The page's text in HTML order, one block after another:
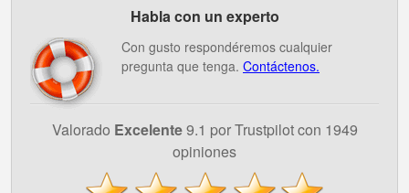
Habla con un experto
Con gusto respondéremos cualquier
pregunta que tenga. Contáctenos.
Valorado Excelente9.1 por Trustpilot con 1949
opiniones